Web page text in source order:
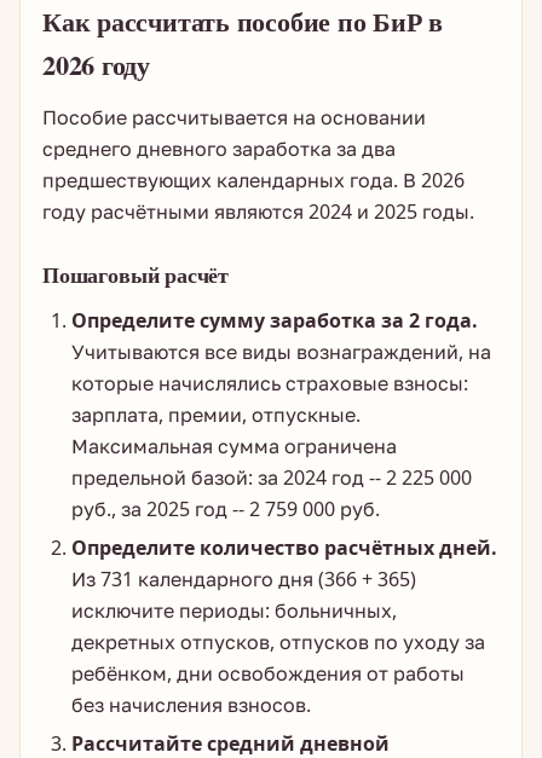
Как рассчитать пособие по БиР в
2026 году
Пособие рассчитывается на основании
среднего дневного заработка за два
предшествующих календарных года. В 2026
году расчётными являются 2024 и 2025 годы.
Пошаговый расчёт
Определите сумму заработка за 2 года.
Учитываются все виды вознаграждений, на
которые начислялись страховые взносы:
зарплата, премии, отпускные.
Максимальная сумма ограничена
предельной базой: за 2024 год -- 2 225 000
руб., за 2025 год -- 2 759 000 руб.
Определите количество расчётных дней.
Из 731 календарного дня (366 + 365)
исключите периоды: больничных,
декретных отпусков, отпусков по уходу за
ребёнком, дни освобождения от работы
без начисления взносов.
Рассчитайте средний дневной